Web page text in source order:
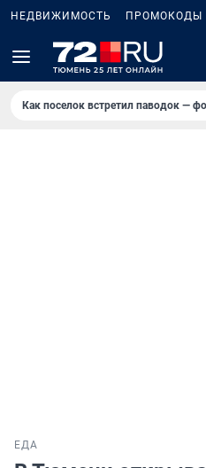
НЕДВИЖИМОСТЬ ПРОМОКОДЫ
Как поселок встретил паводок —
ЕДА